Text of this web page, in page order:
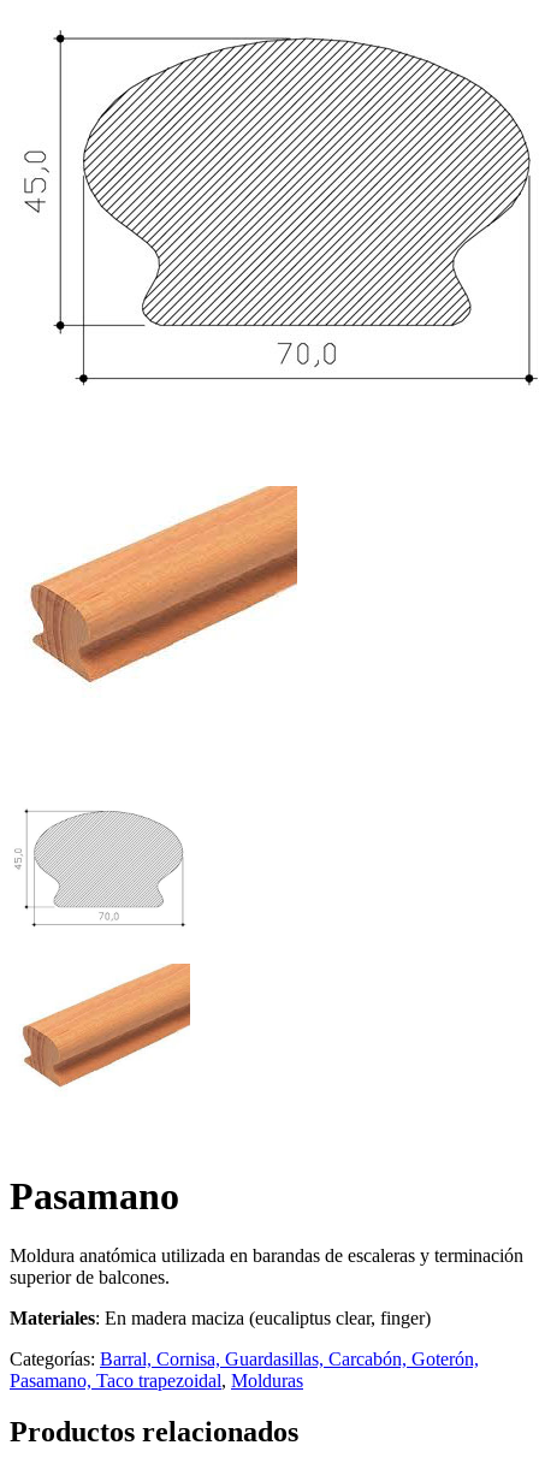
Pasamano
Moldura anatómica utilizada en barandas de escaleras y terminación
superior de balcones.
Materiales: En madera maciza (eucaliptus clear, finger)
Categorías: Barral, Cornisa, Guardasillas, Carcabón, Goterón,
Pasamano, Taco trapezoidal, Molduras
Productos relacionados